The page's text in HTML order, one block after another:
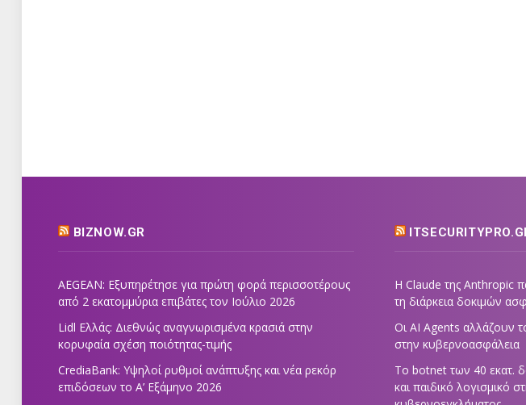
BIZNOW.GR
AEGEAN: Εξυπηρέτησε για πρώτη φορά περισσοτέρους
από 2 εκατομμύρια επιβάτες τον Ιούλιο 2026
Lidl Ελλάς: Διεθνώς αναγνωρισμένα κρασιά στην
κορυφαία σχέση ποιότητας-τιμής
CrediaBank: Υψηλοί ρυθμοί ανάπτυξης και νέα ρεκόρ
επιδόσεων το Α’ Εξάμηνο 2026
Η Claude της Anthropic
τη διάρκεια δοκιμών
Οι AI Agents αλλάζουν
στην κυβερνοασφάλεια
Το botnet των 40 εκατ.
και παιδικό λογισμικό